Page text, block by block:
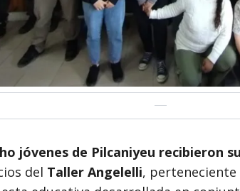
jóvenes de Pilcaniyeu recibieron
del Taller Angelelli, perteneciente